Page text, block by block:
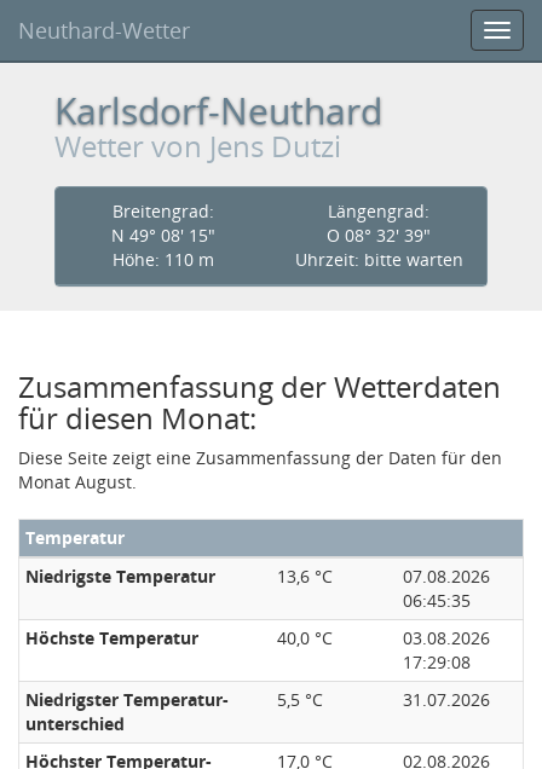
Neuthard-Wetter
Karlsdorf-Neuthard
Wettervon Jens Dutzi
Breitengrad:
N 49° 08' 15"
Längengrad:
O 08° 32' 39"
Höhe: 110 m Uhrzeit: bitte warten
Zusammenfassung der Wetterdaten
für diesen Monat:
Diese Seite zeigt eine Zusammenfassung der Daten für den
Monat August.
Temperatur
Niedrigste Temperatur
13,6 °C
07.08.2026
06:45:35
Höchste Temperatur
40,0 °C
03.08.2026
17:29:08
Niedrigster Temperatur­
unterschied
5,5 °C 31.07.2026
Höchster Temperatur­
17,0 °C 02.08.2026